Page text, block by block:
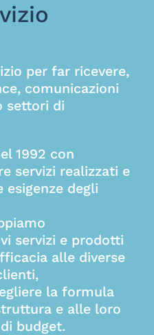
per far ricevere,
comunicazioni
settori di
1992 con
servizi realizzati e
degli
servizi e prodotti
alle diverse
la formula
e alle loro
budget.